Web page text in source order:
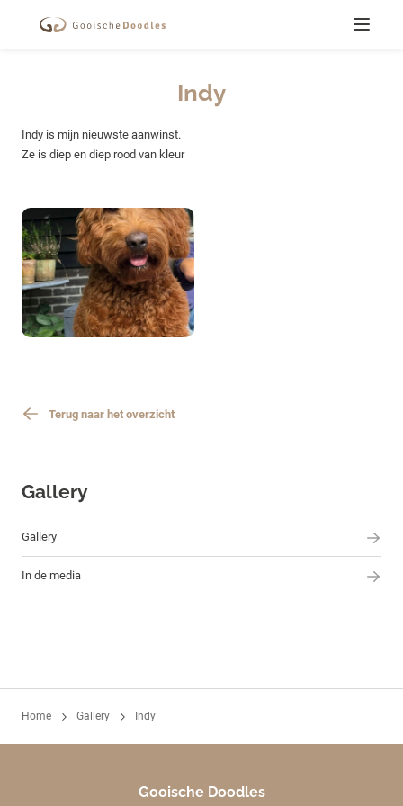
Menu
Indy
Indy is mijn nieuwste aanwinst.
Ze is diep en diep rood van kleur
Terug naar het overzicht
Gallery
Gallery
In de media
Home Gallery Indy
Gooische Doodles